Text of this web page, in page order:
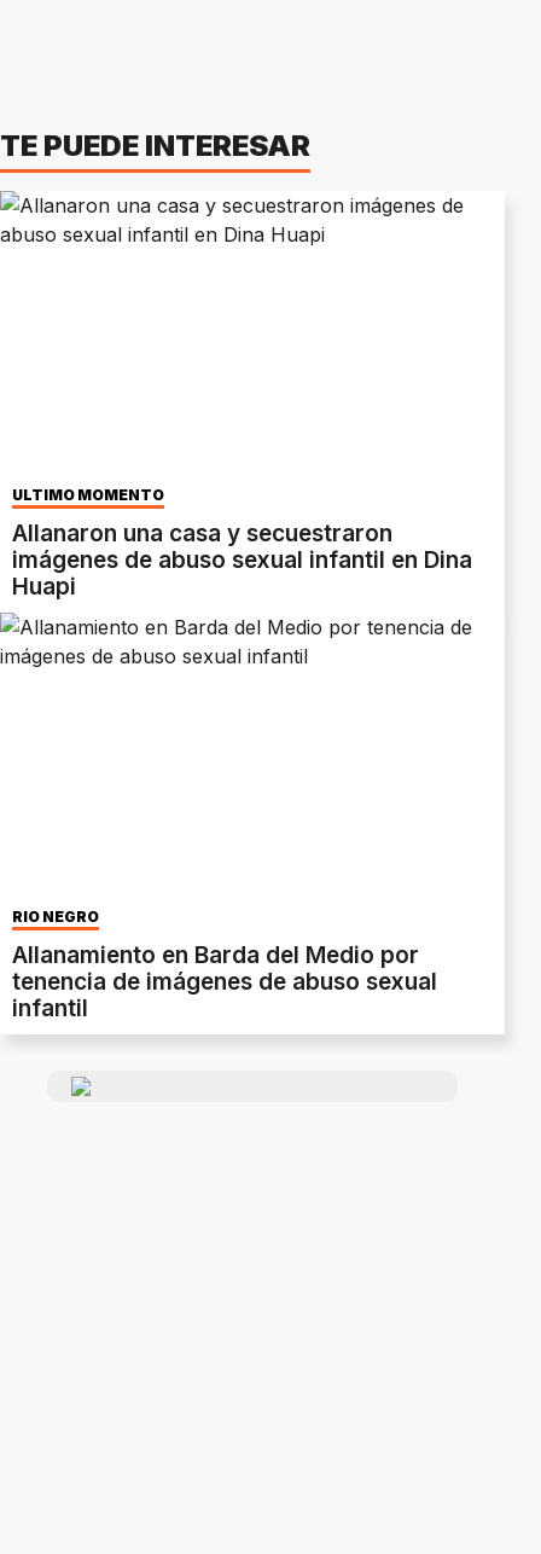
TE PUEDE INTERESAR
ÚLTIMO MOMENTO
Allanaron una casa y secuestraron
imágenes de abuso sexual infantil en Dina
Huapi
RÍO NEGRO
Allanamiento en Barda del Medio por
tenencia de imágenes de abuso sexual
infantil